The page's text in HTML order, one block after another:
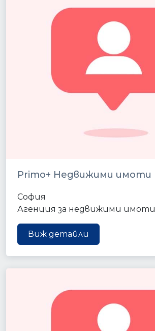
Primo+ Недвижими имоти
София
Агенция за недвижими имоти
Виж детайли